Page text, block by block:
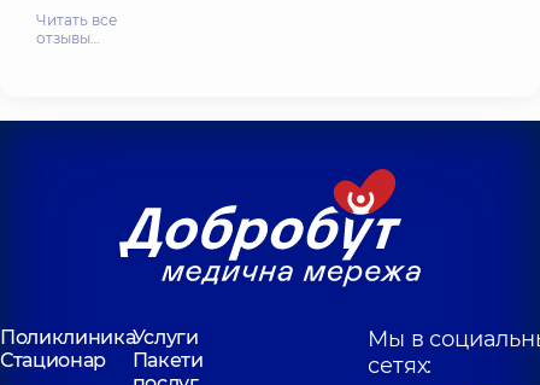
Читать все
отзывы…
ПоликлиникаУслуги
Стационар
Пакети
Мы в
сетях: